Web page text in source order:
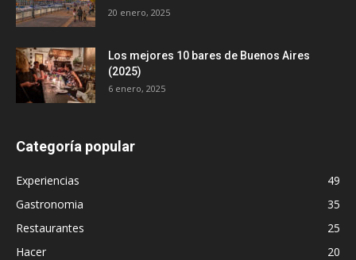
20 enero, 2025
Los mejores 10 bares de Buenos Aires
(2025)
6 enero, 2025
Categoría popular
Experiencias
49
Gastronomia
35
Restaurantes
25
Hacer
20